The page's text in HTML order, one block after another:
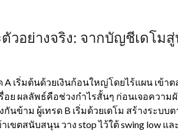
วอย่างจริง: จากบัญชีเดโม
เริ่มต้นด้วยเงินก้อนใหญ่โดยไร้แผน เข้า
รื่อย ผลลัพธ์คือช่วงกำไรสั้นๆ ก่อนเจอคว
นข้าม ผู้เทรด B เริ่มด้วยเดโม สร้างระบบ
เขตสนับสนุน วาง stop ไว้ใต้ swing low แ